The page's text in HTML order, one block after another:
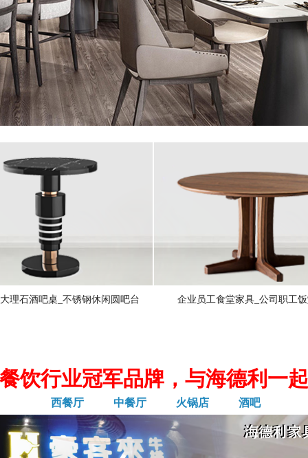
理石酒吧桌_不锈钢休闲圆吧台 企业员工食堂家具_公司职工
饮行业冠军品牌，与海德利一
西餐厅 中餐厅 火锅店 酒吧